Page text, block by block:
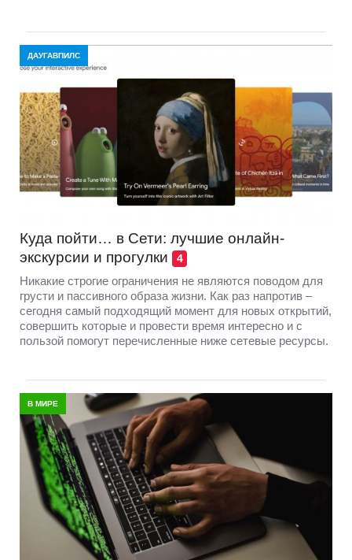
ДАУГАВПИЛС
Куда пойти… в Сети: лучшие онлайн-
экскурсии и прогулки
4
Никакие строгие ограничения не являются поводом для
грусти и пассивного образа жизни. Как раз напротив –
сегодня самый подходящий момент для новых открытий,
совершить которые и провести время интересно и с
пользой помогут перечисленные ниже сетевые ресурсы.
В МИРЕ